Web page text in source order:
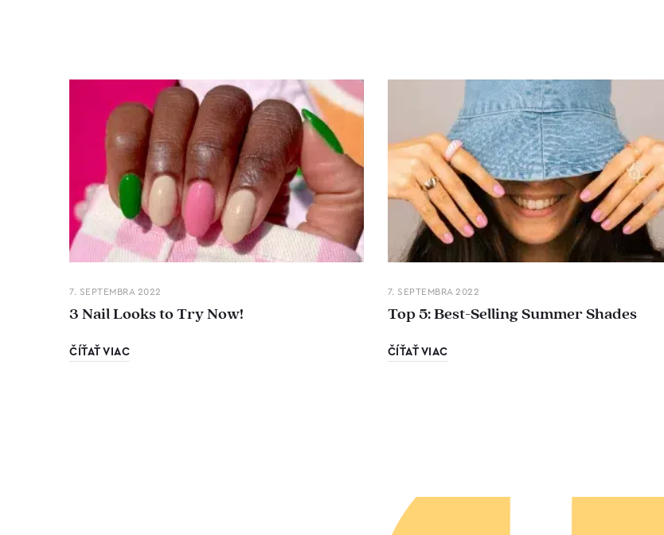
7. SEPTEMBRA 2022
3 Nail Looks to Try Now!
ČÍŤAŤ VIAC
7. SEPTEMBRA 2022
Top 5: Best-Selling Summer Shades
ČÍŤAŤ VIAC